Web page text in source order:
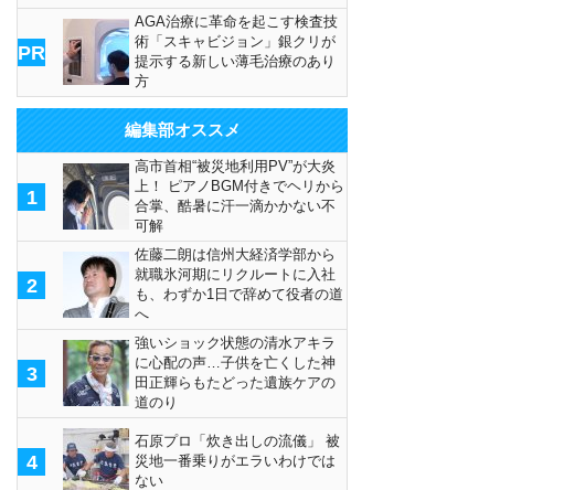
PR
AGA治療に革命を起こす検査技
術「スキャビジョン」銀クリが
提示する新しい薄毛治療のあり
方
編集部オススメ
1
高市首相“被災地利用PV”が大炎
上！ ピアノBGM付きでヘリから
合掌、酷暑に汗一滴かかない不
可解
2
佐藤二朗は信州大経済学部から
就職氷河期にリクルートに入社
も、わずか1日で辞めて役者の道
へ
3
強いショック状態の清水アキラ
に心配の声…子供を亡くした神
田正輝らもたどった遺族ケアの
道のり
4
石原プロ「炊き出しの流儀」 被
災地一番乗りがエラいわけでは
ない